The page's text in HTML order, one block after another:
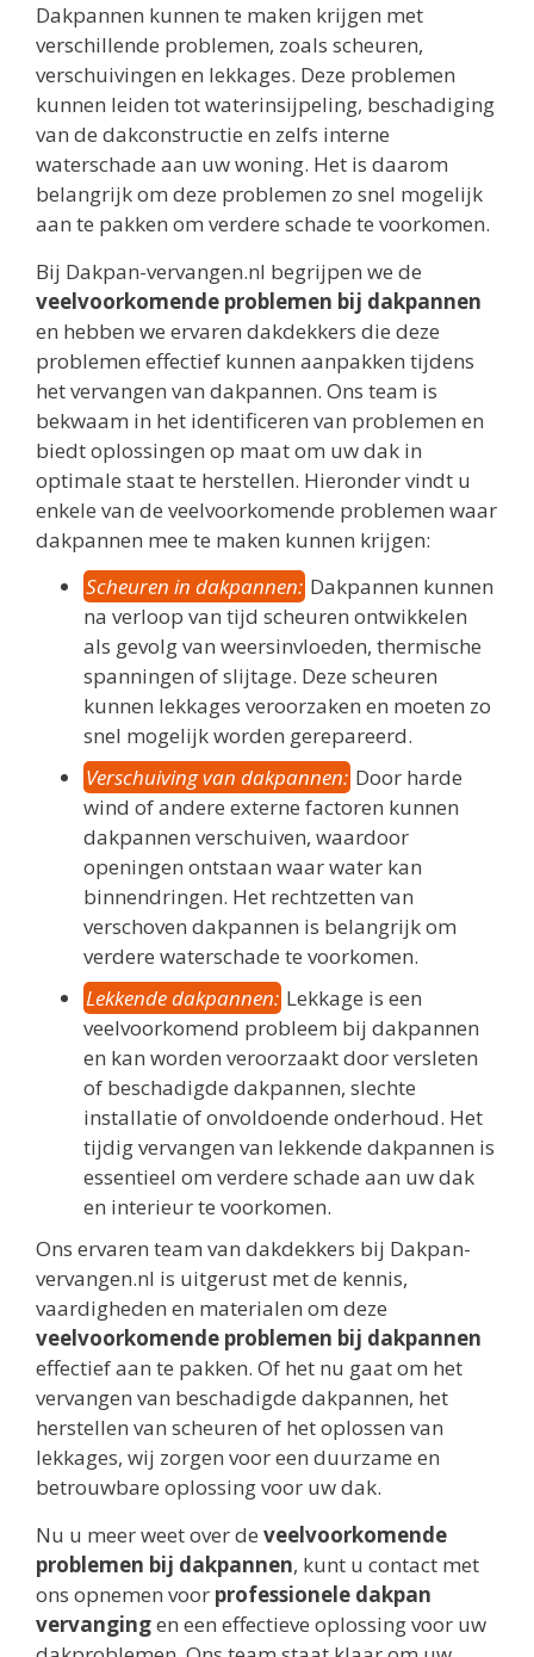
Dakpannen kunnen te maken krijgen met
verschillende problemen, zoals scheuren,
verschuivingen en lekkages. Deze problemen
kunnen leiden tot waterinsijpeling, beschadiging
van de dakconstructie en zelfs interne
waterschade aan uw woning. Het is daarom
belangrijk om deze problemen zo snel mogelijk
aan te pakken om verdere schade te voorkomen.
Bij Dakpan-vervangen.nl begrijpen we de
veelvoorkomende problemen bij dakpannen
en hebben we ervaren dakdekkers die deze
problemen effectief kunnen aanpakken tijdens
het vervangen van dakpannen. Ons team is
bekwaam in het identificeren van problemen en
biedt oplossingen op maat om uw dak in
optimale staat te herstellen. Hieronder vindt u
enkele van de veelvoorkomende problemen waar
dakpannen mee te maken kunnen krijgen:
Scheuren in dakpannen: Dakpannen kunnen
na verloop van tijd scheuren ontwikkelen
als gevolg van weersinvloeden, thermische
spanningen of slijtage. Deze scheuren
kunnen lekkages veroorzaken en moeten zo
snel mogelijk worden gerepareerd.
Verschuiving van dakpannen: Door harde
wind of andere externe factoren kunnen
dakpannen verschuiven, waardoor
openingen ontstaan waar water kan
binnendringen. Het rechtzetten van
verschoven dakpannen is belangrijk om
verdere waterschade te voorkomen.
Lekkende dakpannen: Lekkage is een
veelvoorkomend probleem bij dakpannen
en kan worden veroorzaakt door versleten
of beschadigde dakpannen, slechte
installatie of onvoldoende onderhoud. Het
tijdig vervangen van lekkende dakpannen is
essentieel om verdere schade aan uw dak
en interieur te voorkomen.
Ons ervaren team van dakdekkers bij Dakpan-
vervangen.nl is uitgerust met de kennis,
vaardigheden en materialen om deze
veelvoorkomende problemen bij dakpannen
effectief aan te pakken. Of het nu gaat om het
vervangen van beschadigde dakpannen, het
herstellen van scheuren of het oplossen van
lekkages, wij zorgen voor een duurzame en
betrouwbare oplossing voor uw dak.
Nu u meer weet over de veelvoorkomende
problemen bij dakpannen, kunt u contact met
ons opnemen voor professionele dakpan
vervangingen een effectieve oplossing voor uw